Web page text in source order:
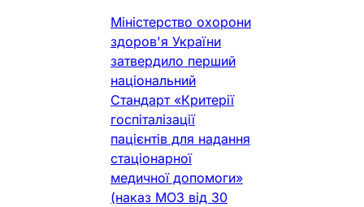
Міністерство охорони
здоров'я України
затвердило перший
національний
Стандарт «Критерії
госпіталізації
пацієнтів для надання
стаціонарної
медичної допомоги»
(наказ МОЗ від 30